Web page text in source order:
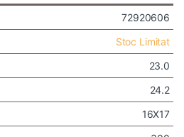
72920606
Stoc Limitat
23.0
24.2
16X17